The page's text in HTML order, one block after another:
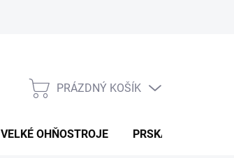
NÁKUPNÍ
PRÁZDNÝ KOŠÍK
VELKÉ OHŇOSTROJE PRSKAVKY